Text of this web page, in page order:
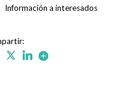
Información a interesados